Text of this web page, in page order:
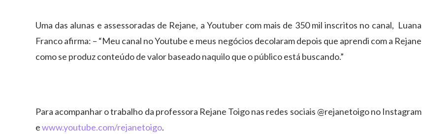
Uma das alunas e assessoradas de Rejane, a Youtuber com mais de 350 mil inscritos no canal, Luana
Franco afirma: – “Meu canal no Youtube e meus negócios decolaram depois que aprendi com a Rejane
como se produz conteúdo de valor baseado naquilo que o público está buscando.”
Para acompanhar o trabalho da professora Rejane Toigo nas redes sociais @rejanetoigo no Instagram
ewww.youtube.com/rejanetoigo.